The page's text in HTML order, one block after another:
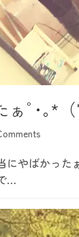
ぁﾟ･｡*
にやばかった
…